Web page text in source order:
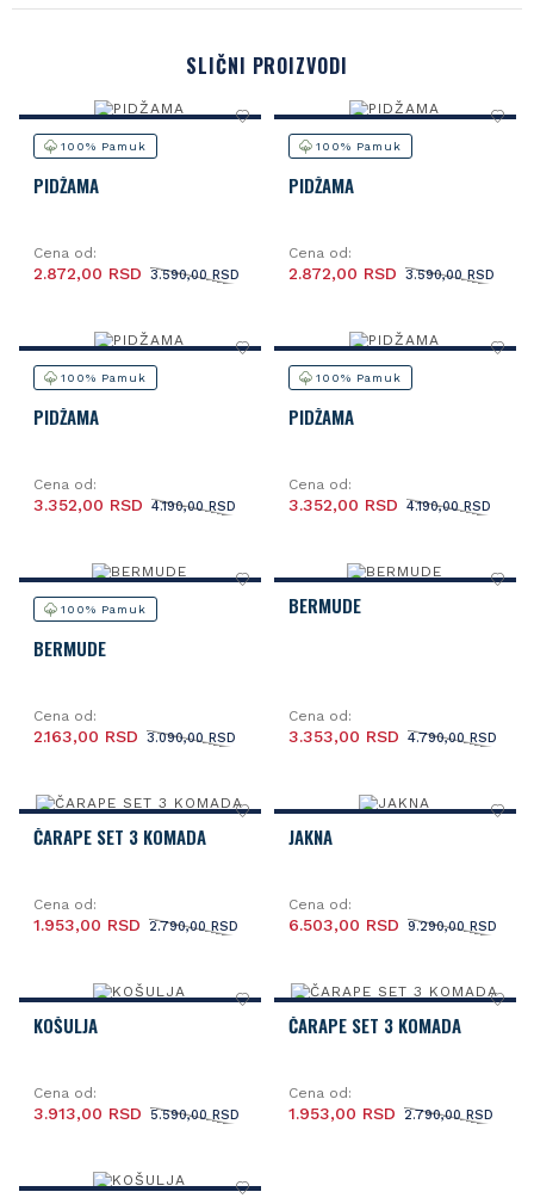
SLIČNI PROIZVODI
100% Pamuk
PIDŽAMA
Cena od:
3.590,00 RSD
2.872,00 RSD
100% Pamuk
PIDŽAMA
Cena od:
3.590,00 RSD
2.872,00 RSD
100% Pamuk
PIDŽAMA
Cena od:
4.190,00 RSD
3.352,00 RSD
100% Pamuk
PIDŽAMA
Cena od:
4.190,00 RSD
3.352,00 RSD
100% Pamuk
BERMUDE
Cena od:
3.090,00 RSD
2.163,00 RSD
BERMUDE
Cena od:
4.790,00 RSD
3.353,00 RSD
ČARAPE SET 3 KOMADA
Cena od:
2.790,00 RSD
1.953,00 RSD
JAKNA
Cena od:
9.290,00 RSD
6.503,00 RSD
KOŠULJA
Cena od:
5.590,00 RSD
3.913,00 RSD
ČARAPE SET 3 KOMADA
Cena od:
2.790,00 RSD
1.953,00 RSD